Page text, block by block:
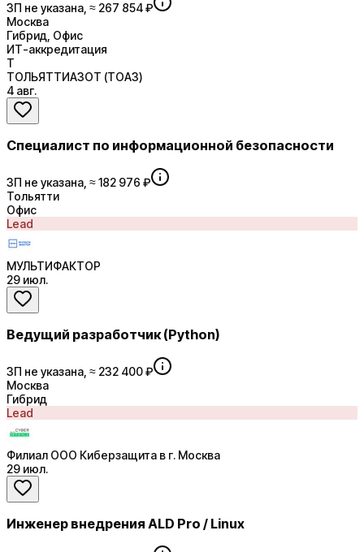
ЗП не указана, ≈ 267 854 ₽
Москва
Гибрид, Офис
ИТ-аккредитация
Т
ТОЛЬЯТТИАЗОТ (ТОАЗ)
4 авг.
Специалист по информационной безопасности
ЗП не указана, ≈ 182 976 ₽
Тольятти
Офис
Lead
МУЛЬТИФАКТОР
29 июл.
Ведущий разработчик (Python)
ЗП не указана, ≈ 232 400 ₽
Москва
Гибрид
Lead
Филиал ООО Киберзащита в г. Москва
29 июл.
Инженер внедрения ALD Pro / Linux